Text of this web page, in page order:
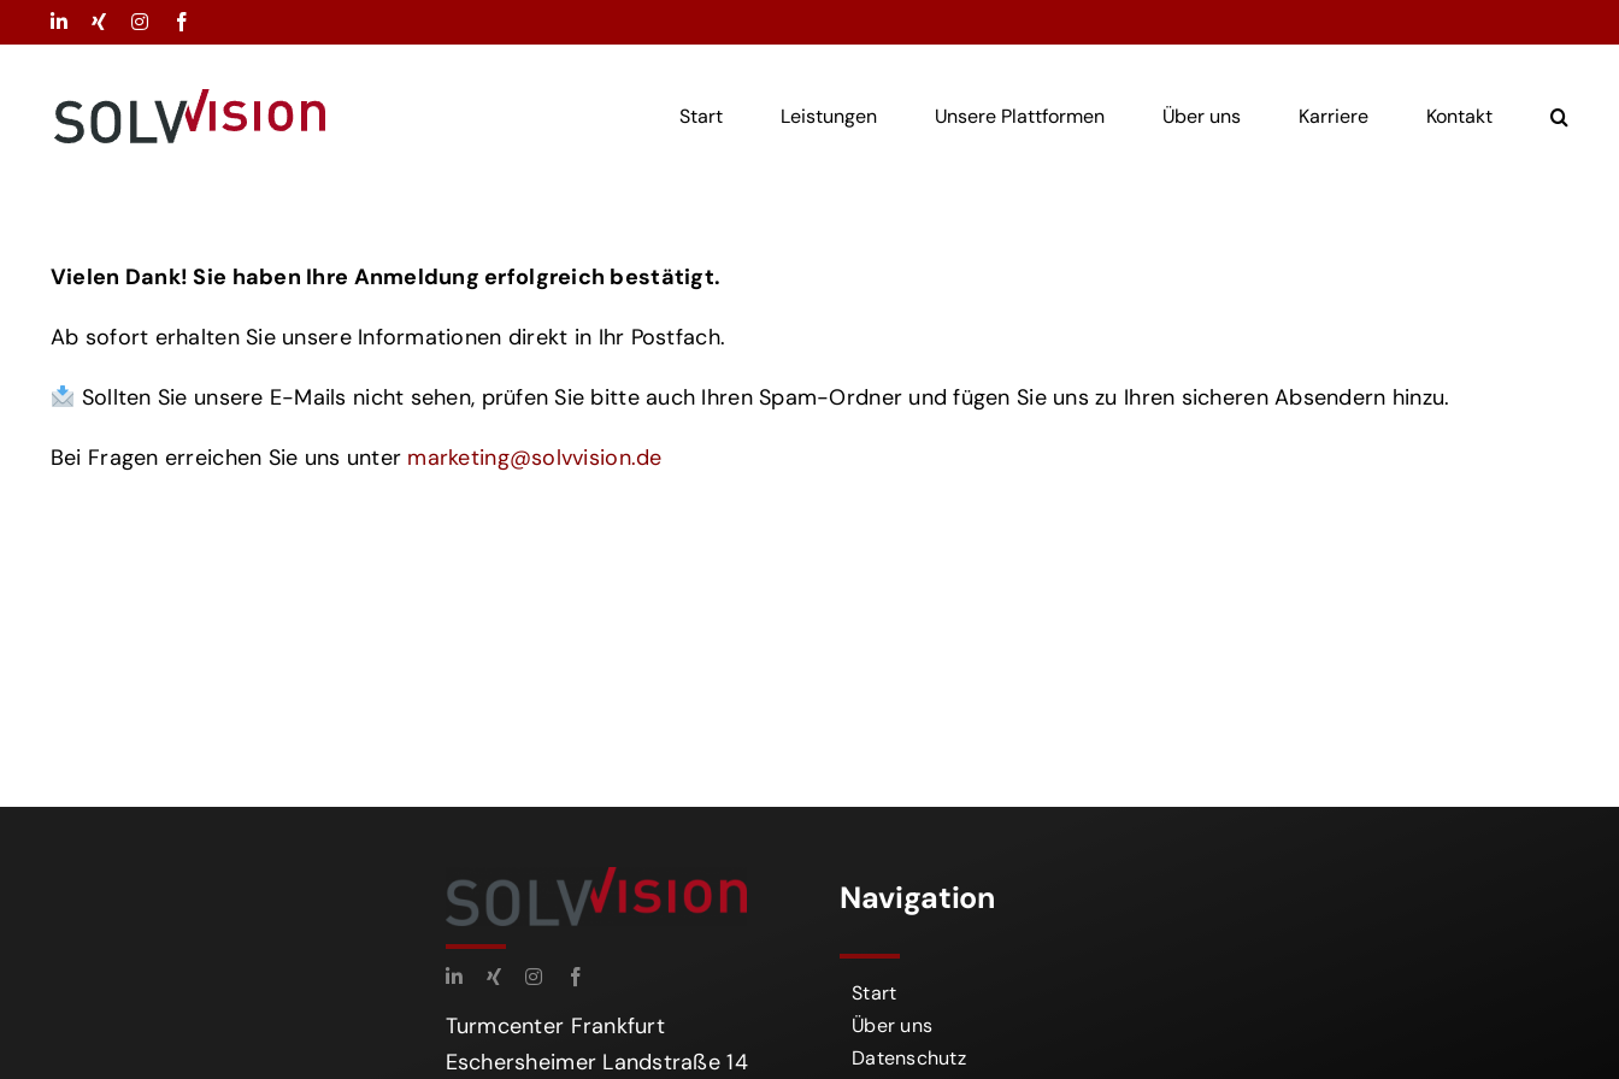
Inhalt
LinkedIn
XingInstagram
Start Leistungen Unsere Plattformen Über uns Karriere Kontakt
Vielen Dank! Sie haben Ihre Anmeldung erfolgreich bestätigt.
Ab sofort erhalten Sie unsere Informationen direkt in Ihr Postfach.
Sollten Sie unsere E-Mails nicht sehen, prüfen Sie bitte auch Ihren Spam-Ordner und fügen Sie uns zu Ihren sicheren Absendern hinzu.
Bei Fragen erreichen Sie uns unter marketing@solvvision.de
Turmcenter Frankfurt
Eschersheimer Landstraße 14
Navigation
Start
Über uns
Datenschutz